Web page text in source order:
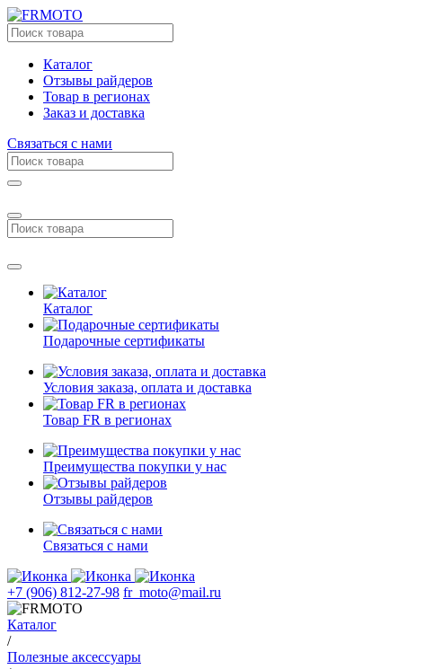
Каталог
Отзывы райдеров
Товар в регионах
Заказ и доставка
Связаться с нами
Каталог
Подарочные сертификаты
Условия заказа, оплата и доставка
Товар FR в регионах
Преимущества покупки у нас
Отзывы райдеров
Связаться с нами
+7 (906) 812-27-98 fr_moto@mail.ru
Каталог
/
Полезные аксессуары